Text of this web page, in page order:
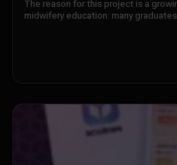
The reason for this project is a
midwifery education: many